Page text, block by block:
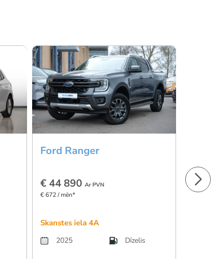
Ford Ranger
€ 44 890 Ar PVN
€ 672 / mēn*
Skanstes iela 4A
2025 Dīzelis
€ 44
€ 672 /